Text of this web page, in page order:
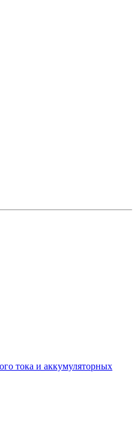
тока и аккумуляторных